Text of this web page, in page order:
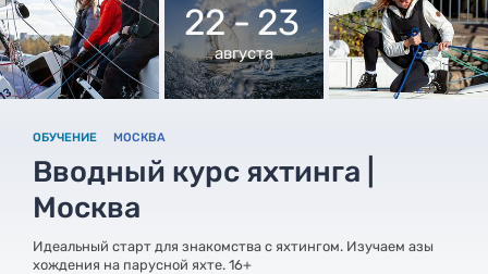
22 - 23
августа
ОБУЧЕНИЕ МОСКВА
Вводный курс яхтинга |
Москва
Идеальный старт для знакомства с яхтингом. Изучаем азы
хождения на парусной яхте. 16+